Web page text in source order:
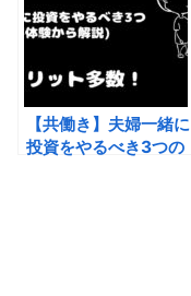
【共働き】夫婦一緒に
投資をやるべき3つの